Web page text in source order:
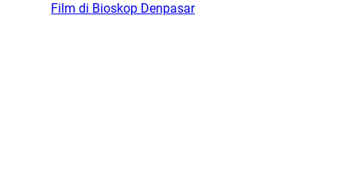
Film di Bioskop Denpasar